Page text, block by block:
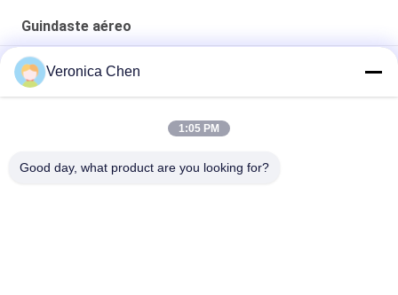
Guindaste aéreo
dever dobro de viagem do guindaste aéreo A6 da viga 10t com
período de 35m
Veronica Chen
1:05 PM
Good day, what product are you looking for?